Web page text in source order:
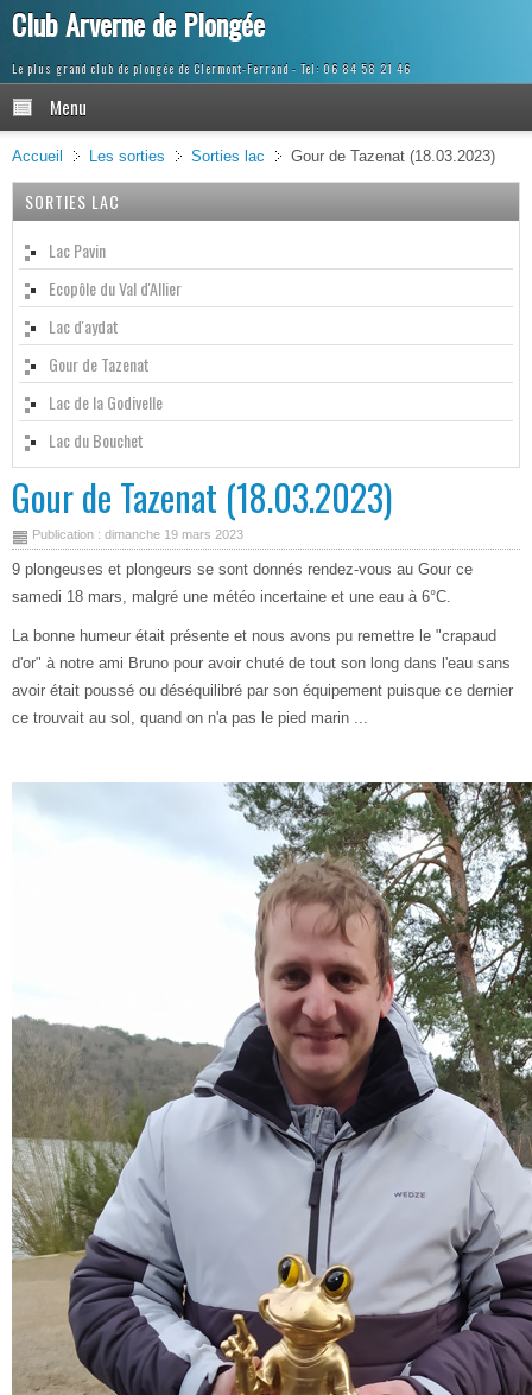
Club Arverne de Plongée
Le plus grand club de plongée de Clermont-Ferrand
Menu
Accueil Les sorties Sorties lac Gour de Tazenat (18.03.2023)
SORTIES LAC
Lac Pavin
Ecopôle du Val d'Allier
Lac d'aydat
Gour de Tazenat
Lac de la Godivelle
Lac du Bouchet
Gour de Tazenat (18.03.2023)
Publication : dimanche 19 mars 2023
9 plongeuses et plongeurs se sont donnés rendez-vous au Gour ce
samedi 18 mars, malgré une météo incertaine et une eau à 6°C.
La bonne humeur était présente et nous avons pu remettre le "crapaud
d'or" à notre ami Bruno pour avoir chuté de tout son long dans l'eau sans
avoir était poussé ou déséquilibré par son équipement puisque ce dernier
ce trouvait au sol, quand on n'a pas le pied marin ...